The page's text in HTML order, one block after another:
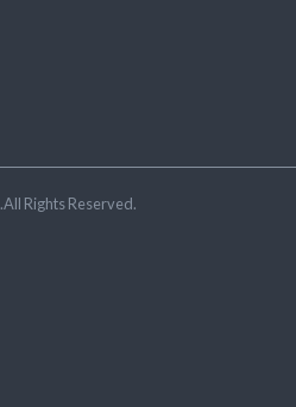
.All Rights Reserved.